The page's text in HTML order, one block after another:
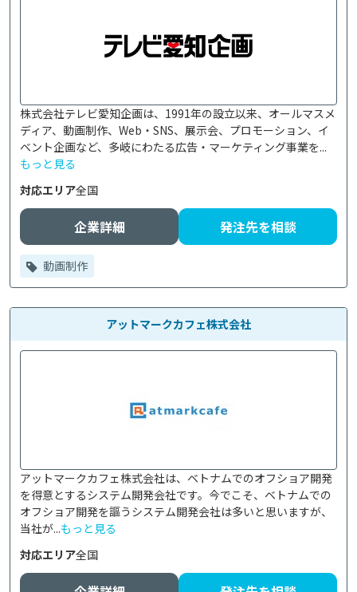
株式会社テレビ愛知企画は、1991年の設立以来、オールマスメ
ディア、動画制作、Web・SNS、展示会、プロモーション、イ
ベント企画など、多岐にわたる広告・マーケティング事業を...
もっと見る
対応エリア全国
企業詳細 発注先を相談
動画制作
アットマークカフェ株式会社
アットマークカフェ株式会社は、ベトナムでのオフショア開発
を得意とするシステム開発会社です。今でこそ、ベトナムでの
オフショア開発を謳うシステム開発会社は多いと思いますが、
当社が...もっと見る
対応エリア全国